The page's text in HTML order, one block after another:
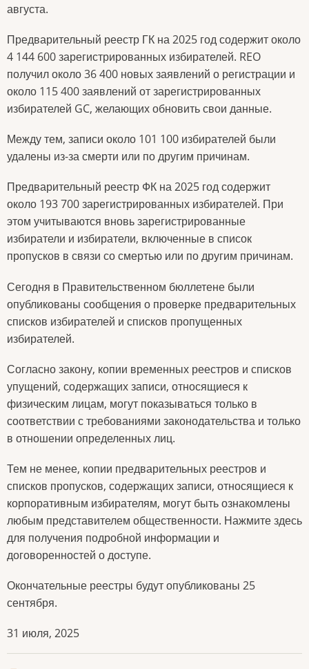
августа.
Предварительный реестр ГК на 2025 год содержит около
4 144 600 зарегистрированных избирателей. REO
получил около 36 400 новых заявлений о регистрации и
около 115 400 заявлений от зарегистрированных
избирателей GC, желающих обновить свои данные.
Между тем, записи около 101 100 избирателей были
удалены из-за смерти или по другим причинам.
Предварительный реестр ФК на 2025 год содержит
около 193 700 зарегистрированных избирателей. При
этом учитываются вновь зарегистрированные
избиратели и избиратели, включенные в список
пропусков в связи со смертью или по другим причинам.
Сегодня в Правительственном бюллетене были
опубликованы сообщения о проверке предварительных
списков избирателей и списков пропущенных
избирателей.
Согласно закону, копии временных реестров и списков
упущений, содержащих записи, относящиеся к
физическим лицам, могут показываться только в
соответствии с требованиями законодательства и только
в отношении определенных лиц.
Тем не менее, копии предварительных реестров и
списков пропусков, содержащих записи, относящиеся к
корпоративным избирателям, могут быть ознакомлены
любым представителем общественности. Нажмите здесь
для получения подробной информации и
договоренностей о доступе.
Окончательные реестры будут опубликованы 25
сентября.
31 июля, 2025